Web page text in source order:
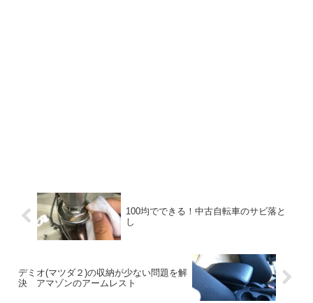
100均でできる！中古自転車のサビ落と
し
デミオ(マツダ２)の収納が少ない問題を解
決 アマゾンのアームレスト